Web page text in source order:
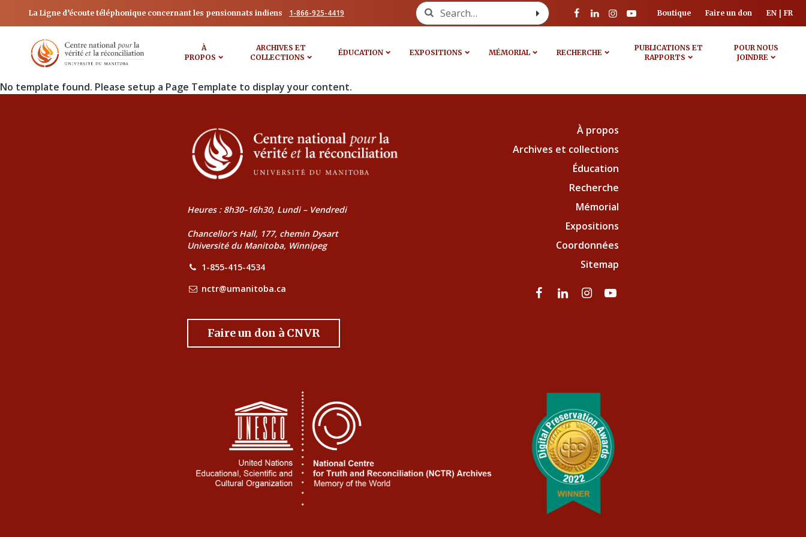
La Ligne d’écoute téléphonique concernant les pensionnats indiens 1-866-925-4419 Search for: Boutique Faire un don EN FR
À
PROPOS
ARCHIVES ET
COLLECTIONS
ÉDUCATION EXPOSITIONS MÉMORIAL RECHERCHE
PUBLICATIONS ET
RAPPORTS
POUR NOUS
JOINDRE
No template found. Please setup a Page Template to display your content.
Heures : 8h30–16h30, Lundi – Vendredi
Chancellor’s Hall, 177, chemin Dysart
Université du Manitoba, Winnipeg
1-855-415-4534
nctr@umanitoba.ca
Faire un don à CNVR
À propos
Archives et collections
Éducation
Recherche
Mémorial
Expositions
Coordonnées
Sitemap